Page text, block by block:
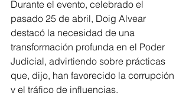
Durante el evento, celebrado el
pasado 25 de abril, Doig Alvear
destacó la necesidad de una
transformación profunda en el Poder
Judicial, advirtiendo sobre prácticas
que, dijo, han favorecido la corrupción
y el tráfico de influencias.